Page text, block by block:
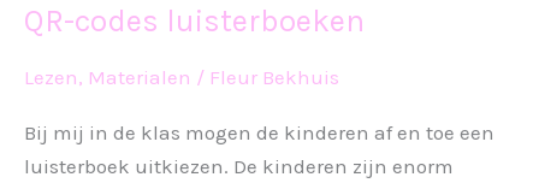
QR-codes luisterboeken
Lezen, Materialen / Fleur Bekhuis
Bij mij in de klas mogen de kinderen af en toe een
luisterboek uitkiezen. De kinderen zijn enorm